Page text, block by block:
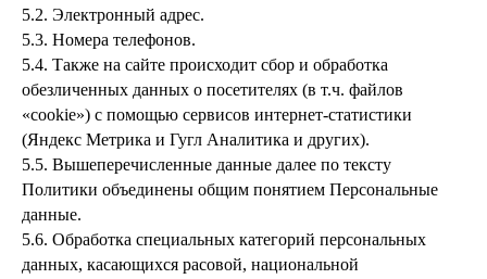
5.2. Электронный адрес.
5.3. Номера телефонов.
5.4. Также на сайте происходит сбор и обработка
обезличенных данных о посетителях (в т.ч. файлов
«cookie») с помощью сервисов интернет-статистики
(Яндекс Метрика и Гугл Аналитика и других).
5.5. Вышеперечисленные данные далее по тексту
Политики объединены общим понятием Персональные
данные.
5.6. Обработка специальных категорий персональных
данных, касающихся расовой, национальной